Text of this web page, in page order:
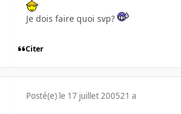
Je dois faire quoi svp?
Citer
Posté(e) le 17 juillet 200521 a